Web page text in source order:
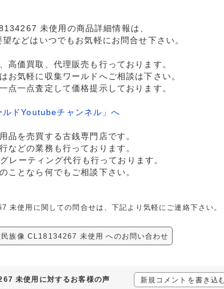
未使用の商品詳細情報は、
などはいつでもお気軽にお問合せ下さい。
高価買取、代理販売も行っております。
お気軽に収集ワールドへご相談は下さい。
点一点査定して価格提示しております。
ドYoutubeチャンネル」へ
品を売買する古銭専門店です。
などの業務も行っております。
レーティング代行も行っております。
ことなら何でもご相談下さい。
使用に関しての問合せは、下記より気軽にご連絡下さい。
族像 CL18134267 未使用 へのお問い合わせ
未使用に対するお客様の声 新規コメントを書き込